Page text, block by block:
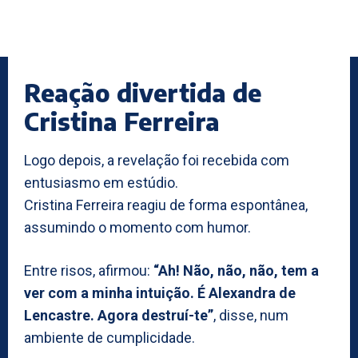
Reação divertida de
Cristina Ferreira
Logo depois, a revelação foi recebida com
entusiasmo em estúdio.
Cristina Ferreira reagiu de forma espontânea,
assumindo o momento com humor.
Entre risos, afirmou: “Ah! Não, não, não, tem a
ver com a minha intuição. É Alexandra de
Lencastre. Agora destruí-te”, disse, num
ambiente de cumplicidade.